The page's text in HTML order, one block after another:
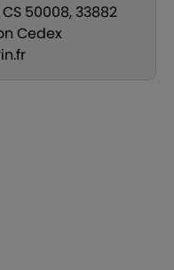
50008, 33882
Cedex